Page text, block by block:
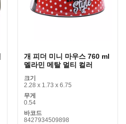
개 피더 미니 마우스 760 ml
멜라민 메탈 멀티 컬러
크기
2.28 x 1.73 x 6.75
무게
0.54
바코드
8427934509898